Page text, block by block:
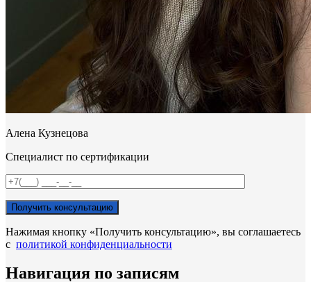
Алена Кузнецова
Специалист по сертификации
Нажимая кнопку «Получить консультацию», вы соглашаетесь
с политикой конфиденциальности
Навигация по записям